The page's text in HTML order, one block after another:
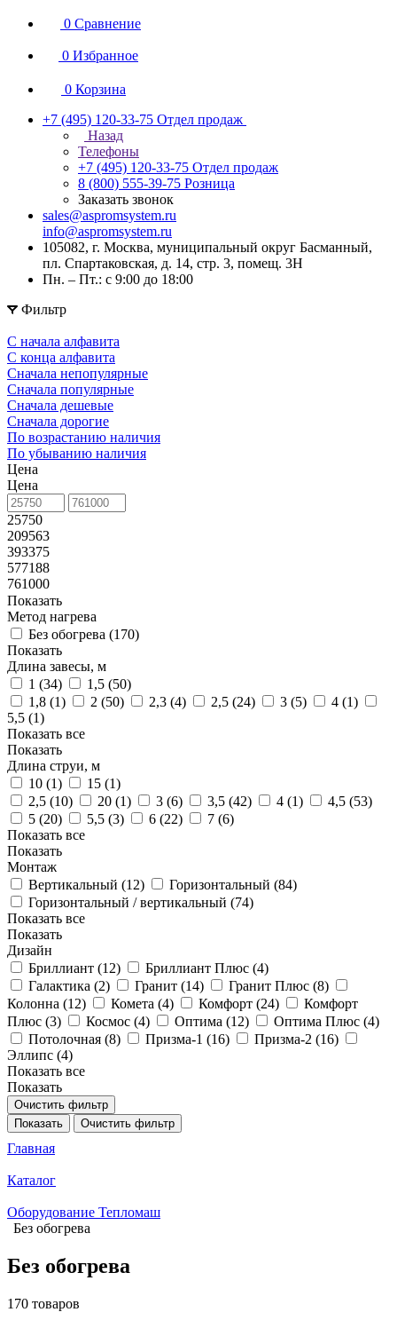
0 Сравнение
0 Избранное
0 Корзина
+7 (495) 120-33-75 Отдел продаж
Назад
Телефоны
+7 (495) 120-33-75 Отдел продаж
8 (800) 555-39-75 Розница
Заказать звонок
sales@aspromsystem.ru
info@aspromsystem.ru
105082, г. Москва, муниципальный округ Басманный,
пл. Спартаковская, д. 14, стр. 3, помещ. 3Н
Пн. – Пт.: с 9:00 до 18:00
Фильтр
С начала алфавита
С конца алфавита
Сначала непопулярные
Сначала популярные
Сначала дешевые
Сначала дорогие
По возрастанию наличия
По убыванию наличия
Цена
Цена
25750
209563
393375
577188
761000
Показать
Метод нагрева
Без обогрева (170)
Показать
Длина завесы, м
1 (34) 1,5 (50)
1,8 (1) 2 (50) 2,3 (4) 2,5 (24) 3 (5) 4 (1)
5,5 (1)
Показать все
Показать
Длина струи, м
10 (1) 15 (1)
2,5 (10) 20 (1) 3 (6) 3,5 (42) 4 (1) 4,5 (53)
5 (20) 5,5 (3) 6 (22) 7 (6)
Показать все
Показать
Монтаж
Вертикальный (12) Горизонтальный (84)
Горизонтальный / вертикальный (74)
Показать все
Показать
Дизайн
Бриллиант (12) Бриллиант Плюс (4)
Галактика (2) Гранит (14) Гранит Плюс (8)
Колонна (12) Комета (4) Комфорт (24)
Комфорт
Плюс (3) Космос (4) Оптима (12) Оптима Плюс (4)
Потолочная (8) Призма-1 (16) Призма-2 (16)
Эллипс (4)
Показать все
Показать
Очистить фильтр
Показать
Очистить фильтр
Главная
Каталог
Оборудование Тепломаш
Без обогрева
Без обогрева
170 товаров